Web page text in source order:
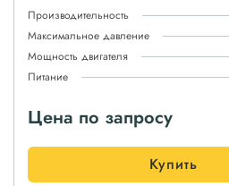
Производительность
Максимальное давление
Мощность двигателя
Питание
Цена по запросу
Купить